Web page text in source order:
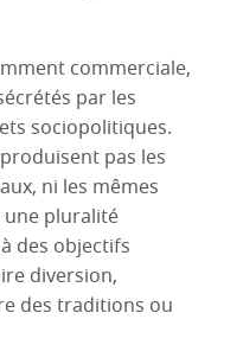
commerciale,
par les
sociopolitiques.
pas les
ni les mêmes
une pluralité
des objectifs
diversion,
des traditions ou